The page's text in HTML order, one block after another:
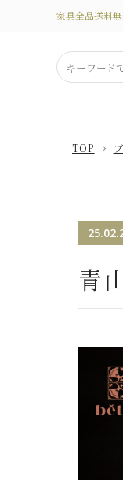
家具全品送料
カテゴリーから選ぶ
シリーズから選ぶ
私たちについて
TOP
青